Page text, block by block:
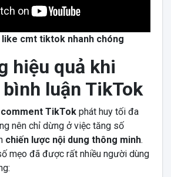
like cmt tiktok nhanh chóng
hiệu quả khi
luận TikTok
TikTokphát huy tối đa
nên chỉ dừng ở việc tăng số
chiến lược nội dung thông minh.
mẹo đã được rất nhiều người dùng